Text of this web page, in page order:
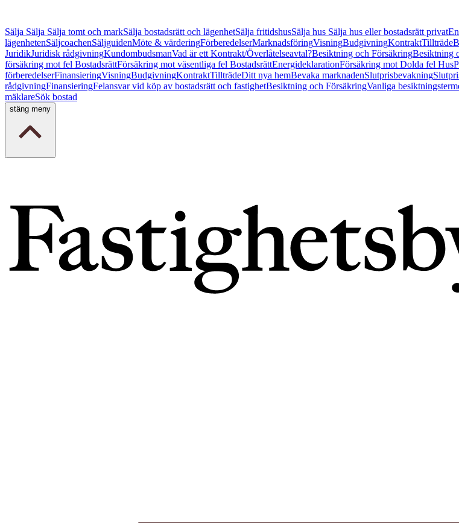
Sälja Sälja Sälja tomt och markSälja bostadsrätt och lägenhetSälja fritidshusSälja hus Sälja hus eller bostadsrätt privat
lägenhetenSäljcoachenSäljguidenMöte & värderingFörberedelserMarknadsföringVisningBudgivningKontraktTillträde
JuridikJuridisk rådgivningKundombudsmanVad är ett Kontrakt/Överlåtelseavtal?Besiktning och FörsäkringBesiktning
försäkring mot fel BostadsrättFörsäkring mot väsentliga fel BostadsrättEnergideklarationFörsäkring mot Dolda fel Hus
förberedelserFinansieringVisningBudgivningKontraktTillträdeDitt nya hemBevaka marknadenSlutprisbevakning
rådgivningFinansieringFelansvar vid köp av bostadsrätt och fastighetBesiktning och FörsäkringVanliga
mäklareSök bostad
stäng meny